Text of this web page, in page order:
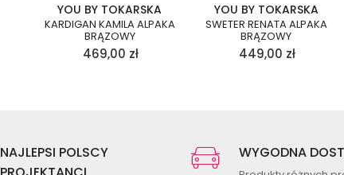
YOU BY TOKARSKA
KARDIGAN KAMILA ALPAKA
BRĄZOWY
469,00 zł
YOU BY TOKARSKA
SWETER RENATA ALPAKA
BRĄZOWY
449,00 zł
NAJLEPSI POLSCY
WYGODNA